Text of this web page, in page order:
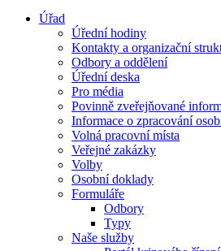
Úřad
Úřední hodiny
Kontakty a organizační
Odbory a oddělení
Úřední deska
Pro média
Povinně zveřejňované
Informace o zpracování
Volná pracovní místa
Veřejné zakázky
Volby
Osobní doklady
Formuláře
Odbory
Typy
Naše služby